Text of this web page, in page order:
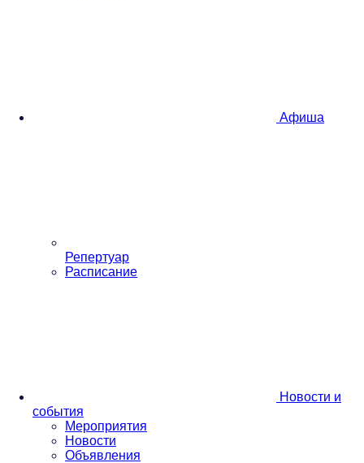
Афиша
Репертуар
Расписание
Новости и
события
Мероприятия
Новости
Объявления